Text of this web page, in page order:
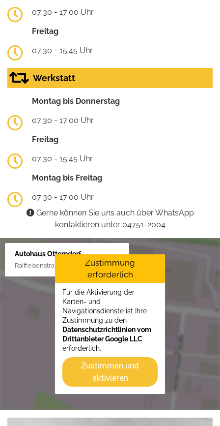
07:30 - 17:00 Uhr
Freitag
07:30 - 15:45 Uhr
Werkstatt
Montag bis Donnerstag
07:30 - 17:00 Uhr
Freitag
07:30 - 15:45 Uhr
Montag bis Freitag
07:30 - 17:00 Uhr
Gerne können Sie uns auch über WhatsApp
kontaktieren unter 04751-2004
Autohaus Otterndorf
Raiffeisenstraße 1, 21762 Otterndorf
Zustimmung
erforderlich
Für die Aktivierung der
Karten- und
Navigationsdienste ist Ihre
Zustimmung zu den
Datenschutzrichtlinien vom
Drittanbieter Google LLC
erforderlich.
Zustimmen und
aktivieren